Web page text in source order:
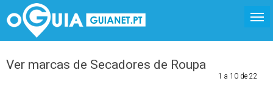
Ver marcas de Secadores de Roupa
1 a 10 de 22